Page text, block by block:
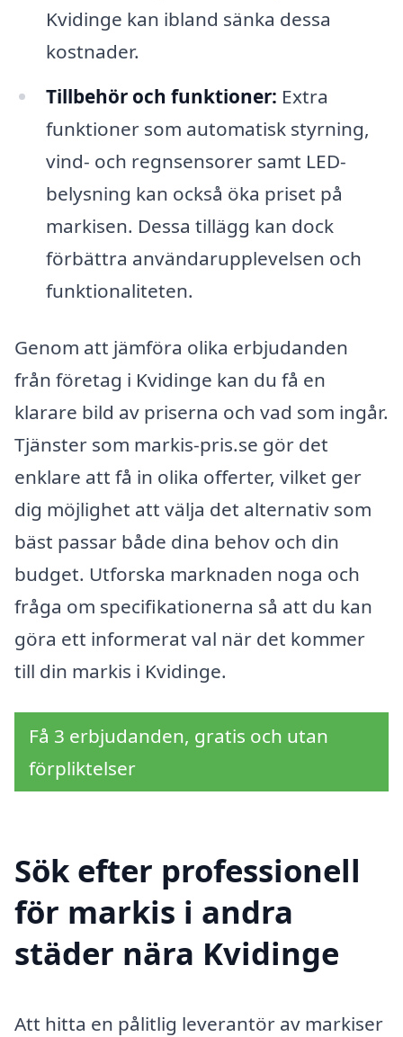
Kvidinge kan ibland sänka dessa
kostnader.
Tillbehör och funktioner: Extra
funktioner som automatisk styrning,
vind- och regnsensorer samt LED-
belysning kan också öka priset på
markisen. Dessa tillägg kan dock
förbättra användarupplevelsen och
funktionaliteten.
Genom att jämföra olika erbjudanden
från företag i Kvidinge kan du få en
klarare bild av priserna och vad som ingår.
Tjänster som markis-pris.se gör det
enklare att få in olika offerter, vilket ger
dig möjlighet att välja det alternativ som
bäst passar både dina behov och din
budget. Utforska marknaden noga och
fråga om specifikationerna så att du kan
göra ett informerat val när det kommer
till din markis i Kvidinge.
Få 3 erbjudanden, gratis och utan
förpliktelser
Sök efter professionell
för markis i andra
städer nära Kvidinge
Att hitta en pålitlig leverantör av markiser